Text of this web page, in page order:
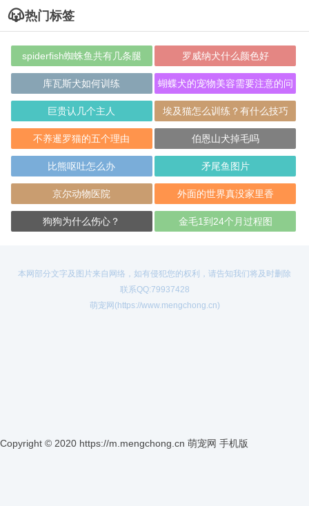
热门标签
spiderfish蜘蛛鱼共有几条腿 罗威纳犬什么颜色好
库瓦斯犬如何训练
蝴蝶犬的宠物美容需要注意的问
题
巨贵认几个主人
埃及猫怎么训练？有什么技巧
吗？
不养暹罗猫的五个理由 伯恩山犬掉毛吗
比熊呕吐怎么办 矛尾鱼图片
京尔动物医院 外面的世界真没家里香
狗狗为什么伤心？ 金毛1到24个月过程图
本网部分文字及图片来自网络，如有侵犯您的权利，请告知我们将及时删除
联系QQ:79937428
萌宠网(https://www.mengchong.cn)
Copyright © 2020 https://m.mengchong.cn 萌宠网 手机版